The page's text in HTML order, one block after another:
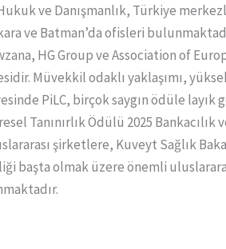
ve Danışmanlık, Türkiye
ve Batman’da ofisleri
HG Group ve Association of
Müvekkil odaklı yaklaşımı,
PiLC, birçok saygın ödüle
Tanınırlık Ödülü 2025
şirketlere, Kuveyt Sağlık
başta olmak üzere önemli